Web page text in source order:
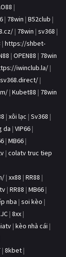
|
| 78win | B52club |
| 78win | sv368 |
| https://shbet-
| OPEN88 | 78win
iwinclub.la/ |
|
| Kubet88 | 78win
| xôi lạc | Sv368 |
da | VIP66 |
| MB66 |
| colatv truc tiep
| xx88 | RR88 |
| RR88 | MB66 |
nba | soi kèo |
| 8xx |
| kèo nhà cái |
| 8kbet |